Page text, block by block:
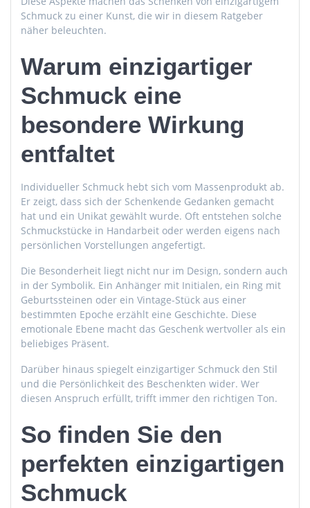
Schmuck zu einer Kunst, die wir in diesem Ratgeber
näher beleuchten.
Warum einzigartiger
Schmuck eine
besondere Wirkung
entfaltet
Individueller Schmuck hebt sich vom Massenprodukt ab.
Er zeigt, dass sich der Schenkende Gedanken gemacht
hat und ein Unikat gewählt wurde. Oft entstehen solche
Schmuckstücke in Handarbeit oder werden eigens nach
persönlichen Vorstellungen angefertigt.
Die Besonderheit liegt nicht nur im Design, sondern auch
in der Symbolik. Ein Anhänger mit Initialen, ein Ring mit
Geburtssteinen oder ein Vintage-Stück aus einer
bestimmten Epoche erzählt eine Geschichte. Diese
emotionale Ebene macht das Geschenk wertvoller als ein
beliebiges Präsent.
Darüber hinaus spiegelt einzigartiger Schmuck den Stil
und die Persönlichkeit des Beschenkten wider. Wer
diesen Anspruch erfüllt, trifft immer den richtigen Ton.
So finden Sie den
perfekten einzigartigen
Schmuck